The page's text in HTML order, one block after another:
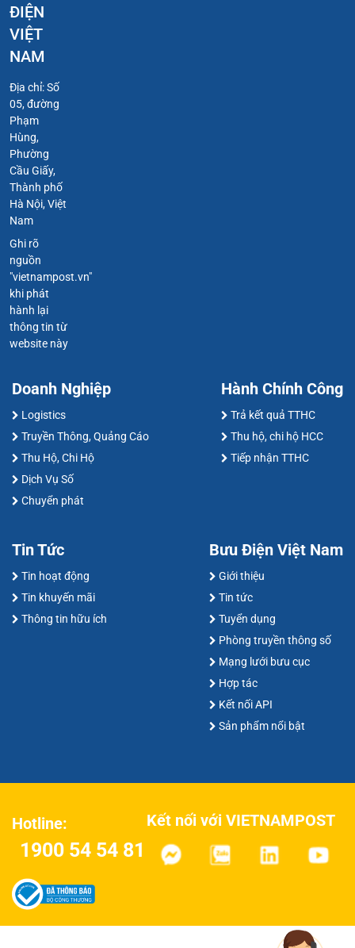
ĐIỆN
VIỆT
NAM
Địa chỉ: Số
05, đường
Phạm
Hùng,
Phường
Cầu Giấy,
Thành phố
Hà Nội, Việt
Nam
Ghi rõ
nguồn
"vietnampost.vn"
khi phát
hành lại
thông tin từ
website này
Doanh Nghiệp
Logistics
Truyền Thông, Quảng Cáo
Thu Hộ, Chi Hộ
Dịch Vụ Số
Chuyển phát
Hành Chính Công
Trả kết quả TTHC
Thu hộ, chi hộ HCC
Tiếp nhận TTHC
Tin Tức
Tin hoạt động
Tin khuyến mãi
Thông tin hữu ích
Bưu Điện Việt Nam
Giới thiệu
Tin tức
Tuyển dụng
Phòng truyền thông số
Mạng lưới bưu cục
Hợp tác
Kết nối API
Sản phẩm nổi bật
Hotline:
1900 54 54 81
Kết nối với VIETNAMPOST